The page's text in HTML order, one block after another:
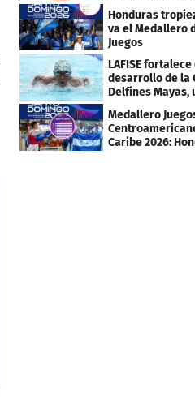
Honduras
va el Medallero
Juegos
Caribe 2026
LAFISE fortalece
desarrollo de la
Delfines Mayas,
fiesta para la
Medallero
Caribe 2026: